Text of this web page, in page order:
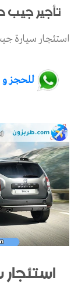
تأجير جيب داستر
استئجار سيارة
للحجز